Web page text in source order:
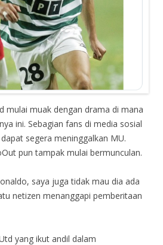
mulai muak dengan drama di mana
ini. Sebagian fans di media sosial
segera meninggalkan MU.
pun tampak mulai bermunculan.
saya juga tidak mau dia ada
netizen menanggapi pemberitaan
yang ikut andil dalam